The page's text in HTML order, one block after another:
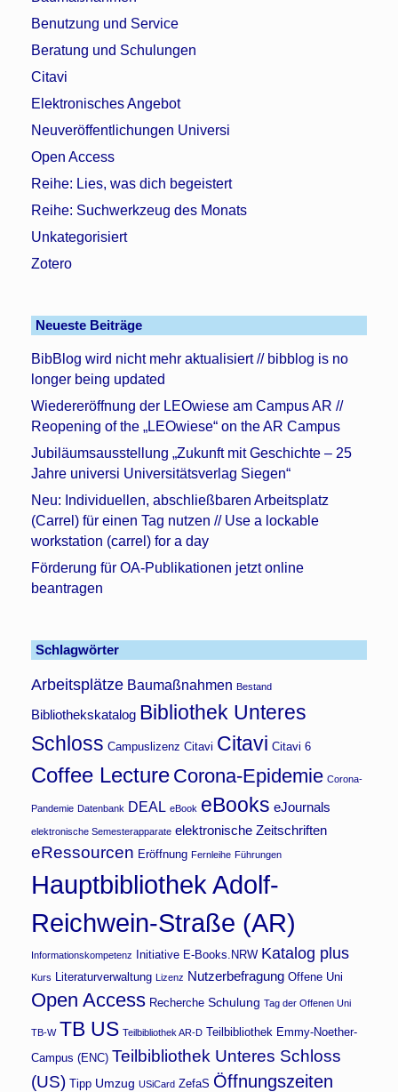
Benutzung und Service
Beratung und Schulungen
Citavi
Elektronisches Angebot
Neuveröffentlichungen Universi
Open Access
Reihe: Lies, was dich begeistert
Reihe: Suchwerkzeug des Monats
Unkategorisiert
Zotero
Neueste Beiträge
BibBlog wird nicht mehr aktualisiert // bibblog is no
longer being updated
Wiedereröffnung der LEOwiese am Campus AR //
Reopening of the „LEOwiese“ on the AR Campus
Jubiläumsausstellung „Zukunft mit Geschichte – 25
Jahre universi Universitätsverlag Siegen“
Neu: Individuellen, abschließbaren Arbeitsplatz
(Carrel) für einen Tag nutzen // Use a lockable
workstation (carrel) for a day
Förderung für OA-Publikationen jetzt online
beantragen
Schlagwörter
Arbeitsplätze Baumaßnahmen Bestand
Bibliothekskatalog Bibliothek Unteres
Schloss Campuslizenz Citavi Citavi Citavi 6
Coffee Lecture Corona-Epidemie Corona-
Pandemie Datenbank DEAL eBook eBooks eJournals
elektronische Semesterapparate elektronische Zeitschriften
eRessourcen Eröffnung Fernleihe Führungen
Hauptbibliothek Adolf-
Reichwein-Straße (AR)
Informationskompetenz Initiative E-Books.NRW Katalog plus
Kurs Literaturverwaltung Lizenz Nutzerbefragung Offene Uni
Open Access Recherche Schulung Tag der Offenen Uni
TB-W TB US Teilbibliothek AR-D Teilbibliothek Emmy-Noether-
Campus (ENC) Teilbibliothek Unteres Schloss
(US)
Tipp Umzug USiCard ZefaS Öffnungszeiten